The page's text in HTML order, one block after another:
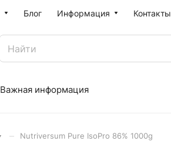
Блог Информация Контакты
Важная информация
Nutriversum Pure IsoPro 86% 1000g